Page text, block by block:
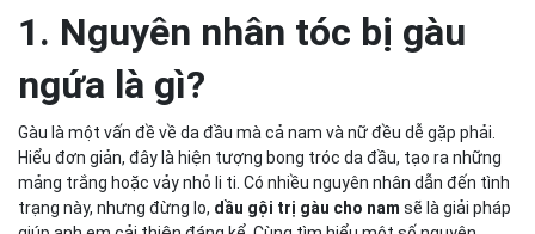
Dầu gội sạch gàu Reuzel Scrub Shampoo
Nizoral A-D Anti-Dandruff
Neutrogena T/Gel Therapeutic Shampoo
American Crew Anti-Dandruff Shampoo
Dầu gội Nivea Men Ice Mud Anti-Dandruff Shampoo
Clear Men Deep Cleanse sạch sâu
Head & Shoulders Clinical Strength
1. Nguyên nhân tóc bị gàu
ngứa là gì?
Gàu là một vấn đề về da đầu mà cả nam và nữ đều dễ gặp phải.
Hiểu đơn giản, đây là hiện tượng bong tróc da đầu, tạo ra những
mảng trắng hoặc vảy nhỏ li ti. Có nhiều nguyên nhân dẫn đến tình
trạng này, nhưng đừng lo, dầu gội trị gàu cho nam sẽ là giải pháp